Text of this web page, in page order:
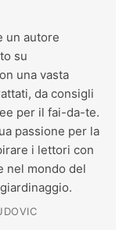
un autore
su
una vasta
da consigli
per il fai-da-te.
passione per la
i lettori con
nel mondo del